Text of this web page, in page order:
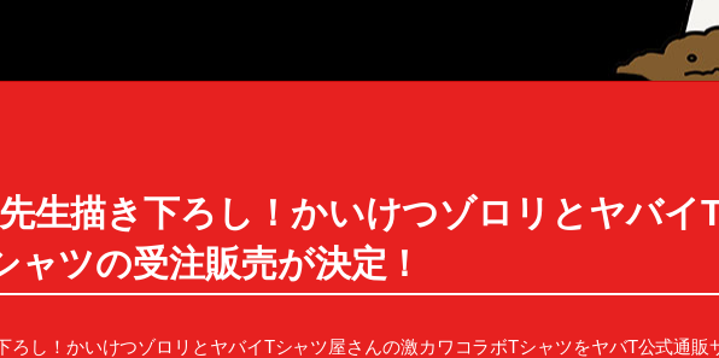
生描き下ろし！かいけつゾロリとヤバイ
ャツの受注販売が決定！
ろし！かいけつゾロリとヤバイTシャツ屋さんの激カワコラボTシャツをヤバT公式通